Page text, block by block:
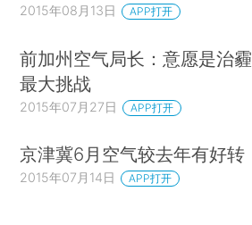
2015年08月13日 APP打开
前加州空气局长：意愿是治霾
最大挑战
2015年07月27日 APP打开
京津冀6月空气较去年有好转
2015年07月14日 APP打开